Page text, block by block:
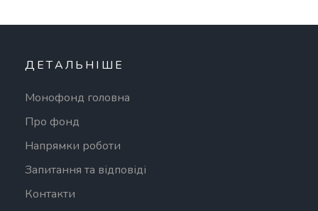
ДЕТАЛЬНІШЕ
Монофонд головна
Про фонд
Напрямки роботи
Запитання та відповіді
Контакти